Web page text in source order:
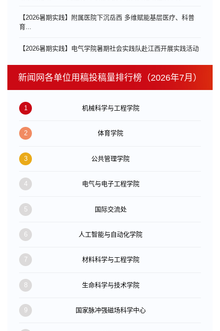
【2026暑期实践】附属医院下沉岳西 多维赋能基层医疗、科普
育...
【2026暑期实践】电气学院暑期社会实践队赴江西开展实践活动
新闻网各单位用稿投稿量排行榜（2026年7月）
1 机械科学与工程学院
2 体育学院
3 公共管理学院
4 电气与电子工程学院
5 国际交流处
6 人工智能与自动化学院
7 材料科学与工程学院
8 生命科学与技术学院
9 国家脉冲强磁场科学中心